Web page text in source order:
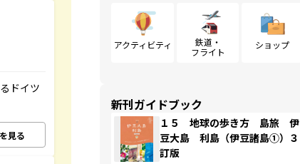
ドイツ
見る
アクティビティ
鉄道・
フライト
ショップ
新刊ガイドブック
１５ 地球の歩き方 島旅 伊
豆大島 利島（伊豆諸島①）３
訂版